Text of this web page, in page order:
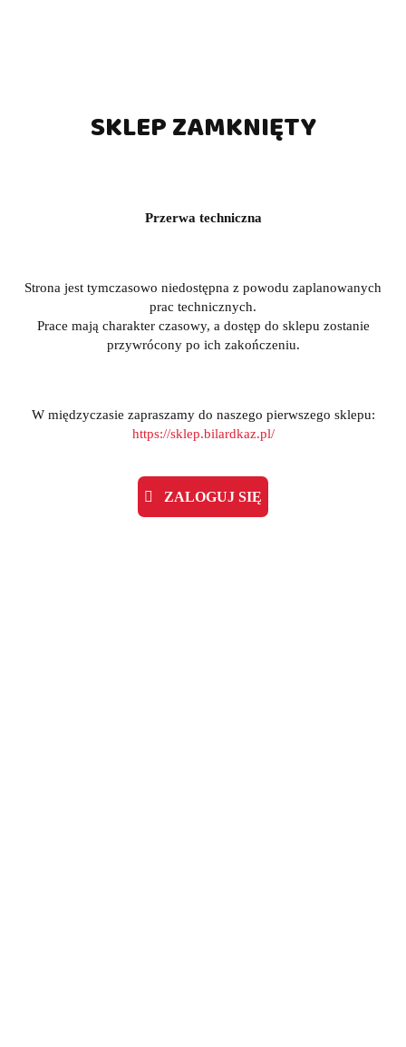
SKLEP ZAMKNIĘTY
Przerwa techniczna
Strona jest tymczasowo niedostępna z powodu zaplanowanych
prac technicznych.
Prace mają charakter czasowy, a dostęp do sklepu zostanie
przywrócony po ich zakończeniu.
W międzyczasie zapraszamy do naszego pierwszego sklepu:
https://sklep.bilardkaz.pl/
ZALOGUJ SIĘ